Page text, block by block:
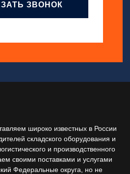
ЗВОНОК
широко известных в России
складского оборудования и
и производственного
своими поставками и услугами
Федеральные округа, но не